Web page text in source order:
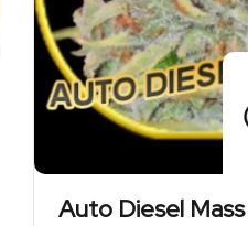
Auto Diesel Mass